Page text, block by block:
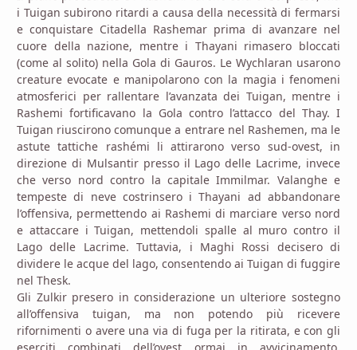
i Tuigan subirono ritardi a causa della necessità di fermarsi
e conquistare Citadella Rashemar prima di avanzare nel
cuore della nazione, mentre i Thayani rimasero bloccati
(come al solito) nella Gola di Gauros. Le Wychlaran usarono
creature evocate e manipolarono con la magia i fenomeni
atmosferici per rallentare l’avanzata dei Tuigan, mentre i
Rashemi fortificavano la Gola contro l’attacco del Thay. I
Tuigan riuscirono comunque a entrare nel Rashemen, ma le
astute tattiche rashémi li attirarono verso sud-ovest, in
direzione di Mulsantir presso il Lago delle Lacrime, invece
che verso nord contro la capitale Immilmar. Valanghe e
tempeste di neve costrinsero i Thayani ad abbandonare
l’offensiva, permettendo ai Rashemi di marciare verso nord
e attaccare i Tuigan, mettendoli spalle al muro contro il
Lago delle Lacrime. Tuttavia, i Maghi Rossi decisero di
dividere le acque del lago, consentendo ai Tuigan di fuggire
nel Thesk.
Gli Zulkir presero in considerazione un ulteriore sostegno
all’offensiva tuigan, ma non potendo più ricevere
rifornimenti o avere una via di fuga per la ritirata, e con gli